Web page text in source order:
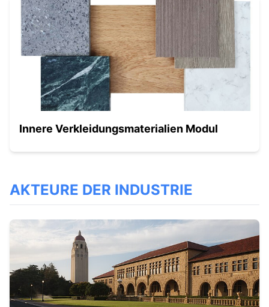
Innere Verkleidungsmaterialien Modul
AKTEURE DER INDUSTRIE